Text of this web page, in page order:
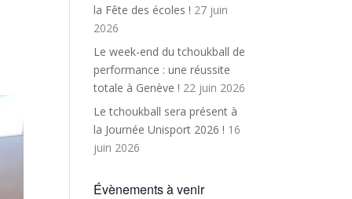
la Fête des écoles ! 27 juin
2026
Le week-end du tchoukball de
performance : une réussite
totale à Genève ! 22 juin 2026
Le tchoukball sera présent à
la Journée Unisport 2026 ! 16
juin 2026
Évènements à venir